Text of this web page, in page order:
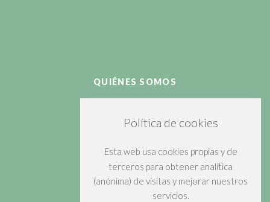
QUIÉNES SOMOS
EQUIPO
Política de cookies
Esta web usa cookies propias y de
terceros para obtener analítica
(anónima) de visitas y mejorar nuestros
servicios.